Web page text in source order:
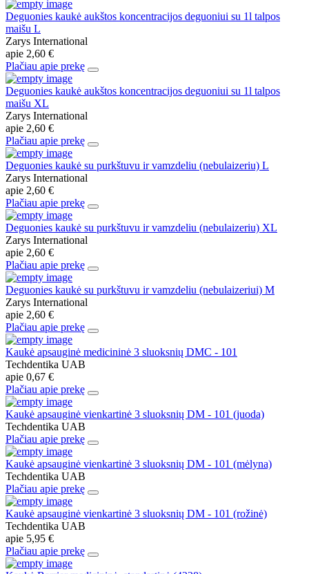
Deguonies kaukė aukštos koncentracijos deguoniui su 1l talpos
maišu L
Zarys International
apie 2,60 €
Plačiau apie prekę
Deguonies kaukė aukštos koncentracijos deguoniui su 1l talpos
maišu XL
Zarys International
apie 2,60 €
Plačiau apie prekę
Deguonies kaukė su purkštuvu ir vamzdeliu (nebulaizeriu) L
Zarys International
apie 2,60 €
Plačiau apie prekę
Deguonies kaukė su purkštuvu ir vamzdeliu (nebulaizeriu) XL
Zarys International
apie 2,60 €
Plačiau apie prekę
Deguonies kaukė su purkštuvu ir vamzdeliu (nebulaizeriui) M
Zarys International
apie 2,60 €
Plačiau apie prekę
Kaukė apsauginė medicininė 3 sluoksnių DMC - 101
Techdentika UAB
apie 0,67 €
Plačiau apie prekę
Kaukė apsauginė vienkartinė 3 sluoksnių DM - 101 (juoda)
Techdentika UAB
Plačiau apie prekę
Kaukė apsauginė vienkartinė 3 sluoksnių DM - 101 (mėlyna)
Techdentika UAB
Plačiau apie prekę
Kaukė apsauginė vienkartinė 3 sluoksnių DM - 101 (rožinė)
Techdentika UAB
apie 5,95 €
Plačiau apie prekę